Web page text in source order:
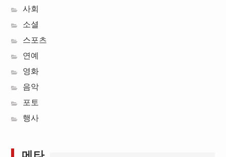
사회
소셜
스포츠
연예
영화
음악
포토
행사